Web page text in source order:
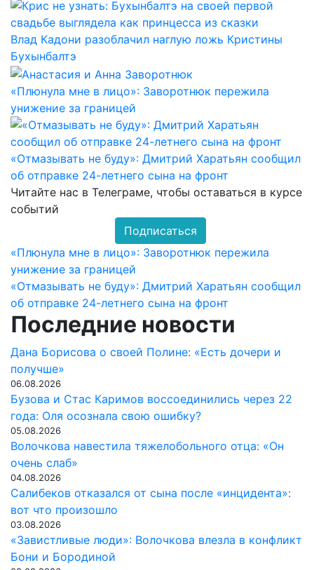
Влад Кадони разоблачил наглую ложь Кристины
Бухынбалтэ
«Плюнула мне в лицо»: Заворотнюк пережила
унижение за границей
«Отмазывать не буду»: Дмитрий Харатьян сообщил
об отправке 24-летнего сына на фронт
Читайте нас в Телеграме, чтобы оставаться в курсе
событий
Подписаться
Навигация
по
записям
«Плюнула мне в лицо»: Заворотнюк пережила
унижение за границей
«Отмазывать не буду»: Дмитрий Харатьян сообщил
об отправке 24-летнего сына на фронт
Последние новости
Дана Борисова о своей Полине: «Есть дочери и
получше»
06.08.2026
Бузова и Стас Каримов воссоединились через 22
года: Оля осознала свою ошибку?
05.08.2026
Волочкова навестила тяжелобольного отца: «Он
очень слаб»
04.08.2026
Салибеков отказался от сына после «инцидента»:
вот что произошло
03.08.2026
«Завистливые люди»: Волочкова влезла в конфликт
Бони и Бородиной